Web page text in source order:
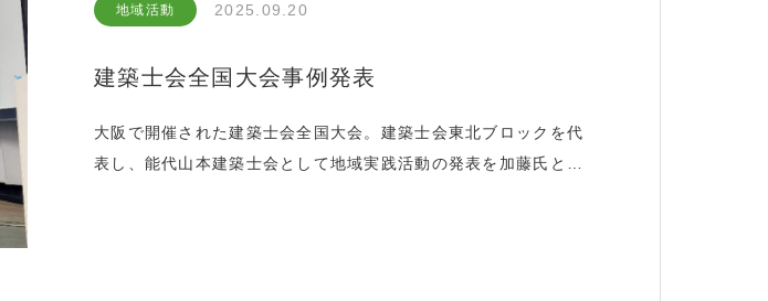
地域活動 2025.09.20
建築士会全国大会事例発表
大阪で開催された建築士会全国大会。建築士会東北ブロックを代
表し、能代山本建築士会として地域実践活動の発表を加藤氏とし